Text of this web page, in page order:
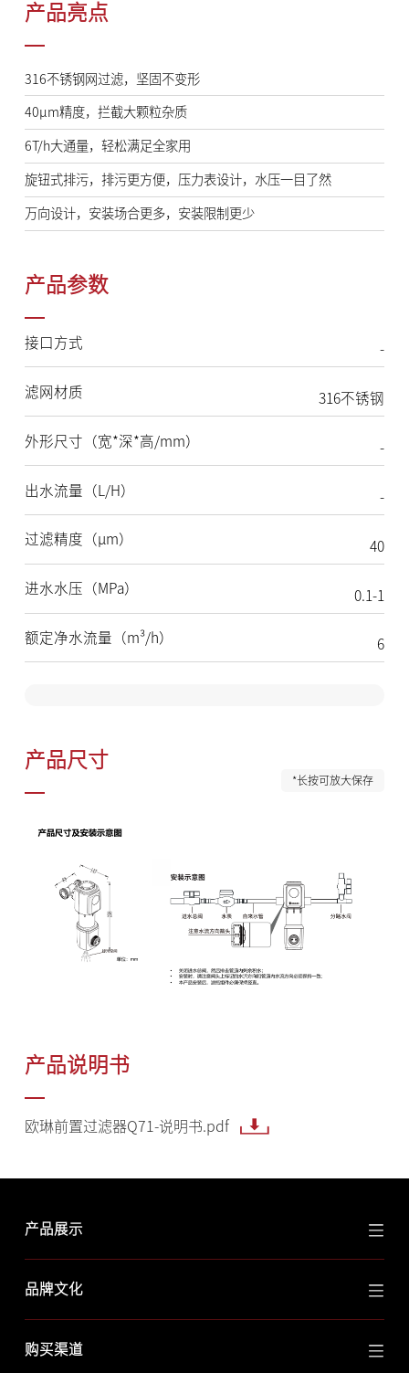
产品亮点
316不锈钢网过滤，坚固不变形
40μm精度，拦截大颗粒杂质
6T/h大通量，轻松满足全家用
旋钮式排污，排污更方便，压力表设计，水压一目了然
万向设计，安装场合更多，安装限制更少
产品参数
接口方式 -
滤网材质 316不锈钢
外形尺寸（宽*深*高/mm） -
出水流量（L/H） -
过滤精度（μm） 40
进水水压（MPa） 0.1-1
额定净水流量（m³/h） 6
产品尺寸
*长按可放大保存
产品说明书
欧琳前置过滤器Q71-说明书.pdf
产品展示
品牌文化
购买渠道